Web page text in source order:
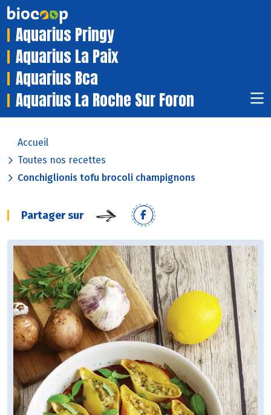
Aquarius Pringy
Aquarius La Paix
Aquarius Bca
Aquarius La Roche Sur Foron
Accueil
Toutes nos recettes
Conchiglionis tofu brocoli champignons
Partager sur